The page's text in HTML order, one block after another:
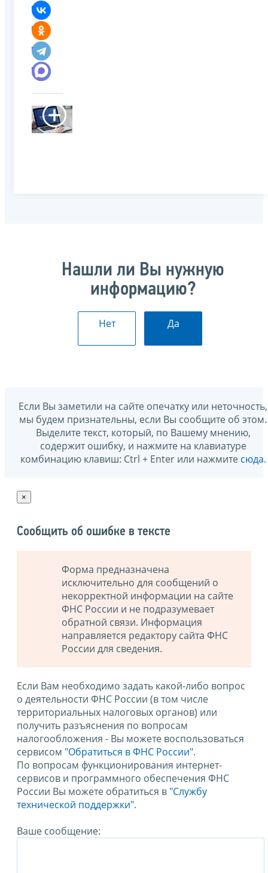
Нашли ли Вы нужную
информацию?
Нет Да
Если Вы заметили на сайте опечатку или неточность,
мы будем признательны, если Вы сообщите об этом.
Выделите текст, который, по Вашему мнению,
содержит ошибку, и нажмите на клавиатуре
комбинацию клавиш: Ctrl + Enter или нажмите сюда.
×
Сообщить об ошибке в тексте
Форма предназначена
исключительно для сообщений о
некорректной информации на сайте
ФНС России и не подразумевает
обратной связи. Информация
направляется редактору сайта ФНС
России для сведения.
Если Вам необходимо задать какой-либо вопрос
о деятельности ФНС России (в том числе
территориальных налоговых органов) или
получить разъяснения по вопросам
налогообложения - Вы можете воспользоваться
сервисом "Обратиться в ФНС России".
По вопросам функционирования интернет-
сервисов и программного обеспечения ФНС
России Вы можете обратиться в "Службу
технической поддержки".
Ваше сообщение: